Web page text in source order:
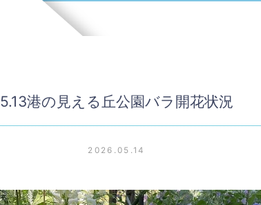
5.13港の見える丘公園バラ開花状況
2026.05.14